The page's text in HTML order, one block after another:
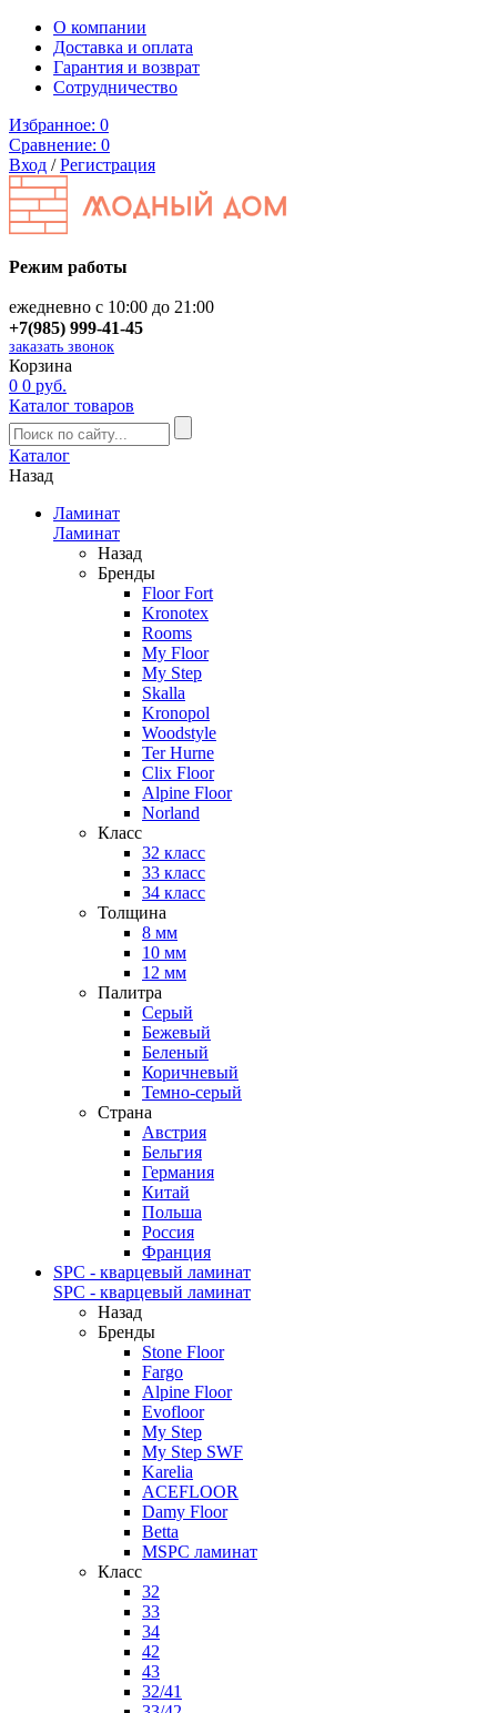
О компании
Доставка и оплата
Гарантия и возврат
Сотрудничество
Избранное: 0
Сравнение: 0
Вход /Регистрация
Режим работы
ежедневно с 10:00 до 21:00
+7(985) 999-41-45
заказать звонок
Корзина
0 0 руб.
Каталог товаров
Каталог
Назад
Ламинат
Ламинат
Назад
Бренды
Floor Fort
Kronotex
Rooms
My Floor
My Step
Skalla
Kronopol
Woodstyle
Ter Hurne
Clix Floor
Alpine Floor
Norland
Класс
32 класс
33 класс
34 класс
Толщина
8 мм
10 мм
12 мм
Палитра
Серый
Бежевый
Беленый
Коричневый
Темно-серый
Страна
Австрия
Бельгия
Германия
Китай
Польша
Россия
Франция
SPC - кварцевый ламинат
SPC - кварцевый ламинат
Назад
Бренды
Stone Floor
Fargo
Alpine Floor
Evofloor
My Step
My Step SWF
Karelia
ACEFLOOR
Damy Floor
Betta
MSPC ламинат
Класс
32
33
34
42
43
32/41